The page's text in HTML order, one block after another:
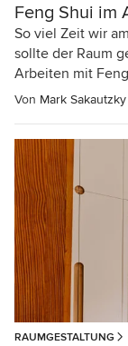
Feng Shui im
So viel Zeit wir
sollte der Raum
Arbeiten mit
Von Mark Sakautzky
RAUMGESTALTUNG